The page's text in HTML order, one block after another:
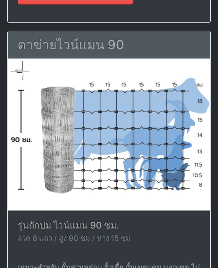
ตาข่ายไวน์แมน 90
รุ่นถักปม ไวน์แมน 90 ซม.
ลวด 8 แถว / สูง 90 ซม / ห่าง 15 ซม